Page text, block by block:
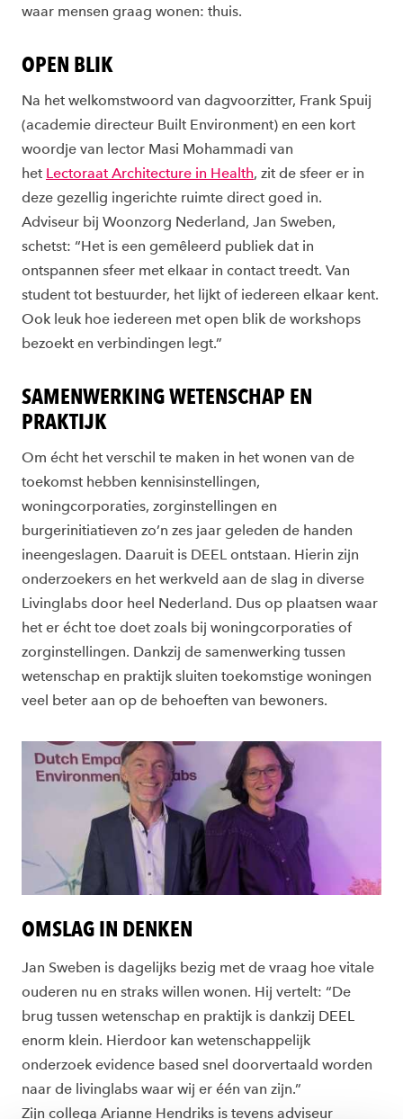
waar mensen graag wonen: thuis.
OPEN BLIK
Na het welkomstwoord van dagvoorzitter, Frank Spuij
(academie directeur Built Environment) en een kort
woordje van lector Masi Mohammadi van
het Lectoraat Architecture in Health, zit de sfeer er in
deze gezellig ingerichte ruimte direct goed in.
Adviseur bij Woonzorg Nederland, Jan Sweben,
schetst: “Het is een gemêleerd publiek dat in
ontspannen sfeer met elkaar in contact treedt. Van
student tot bestuurder, het lijkt of iedereen elkaar kent.
Ook leuk hoe iedereen met open blik de workshops
bezoekt en verbindingen legt.”
SAMENWERKING WETENSCHAP EN
PRAKTIJK
Om écht het verschil te maken in het wonen van de
toekomst hebben kennisinstellingen,
woningcorporaties, zorginstellingen en
burgerinitiatieven zo’n zes jaar geleden de handen
ineengeslagen. Daaruit is DEEL ontstaan. Hierin zijn
onderzoekers en het werkveld aan de slag in diverse
Livinglabs door heel Nederland. Dus op plaatsen waar
het er écht toe doet zoals bij woningcorporaties of
zorginstellingen. Dankzij de samenwerking tussen
wetenschap en praktijk sluiten toekomstige woningen
veel beter aan op de behoeften van bewoners.
OMSLAG IN DENKEN
Jan Sweben is dagelijks bezig met de vraag hoe vitale
ouderen nu en straks willen wonen. Hij vertelt: “De
brug tussen wetenschap en praktijk is dankzij DEEL
enorm klein. Hierdoor kan wetenschappelijk
onderzoek evidence based snel doorvertaald worden
naar de livinglabs waar wij er één van zijn.”
Zijn collega Arianne Hendriks is tevens adviseur